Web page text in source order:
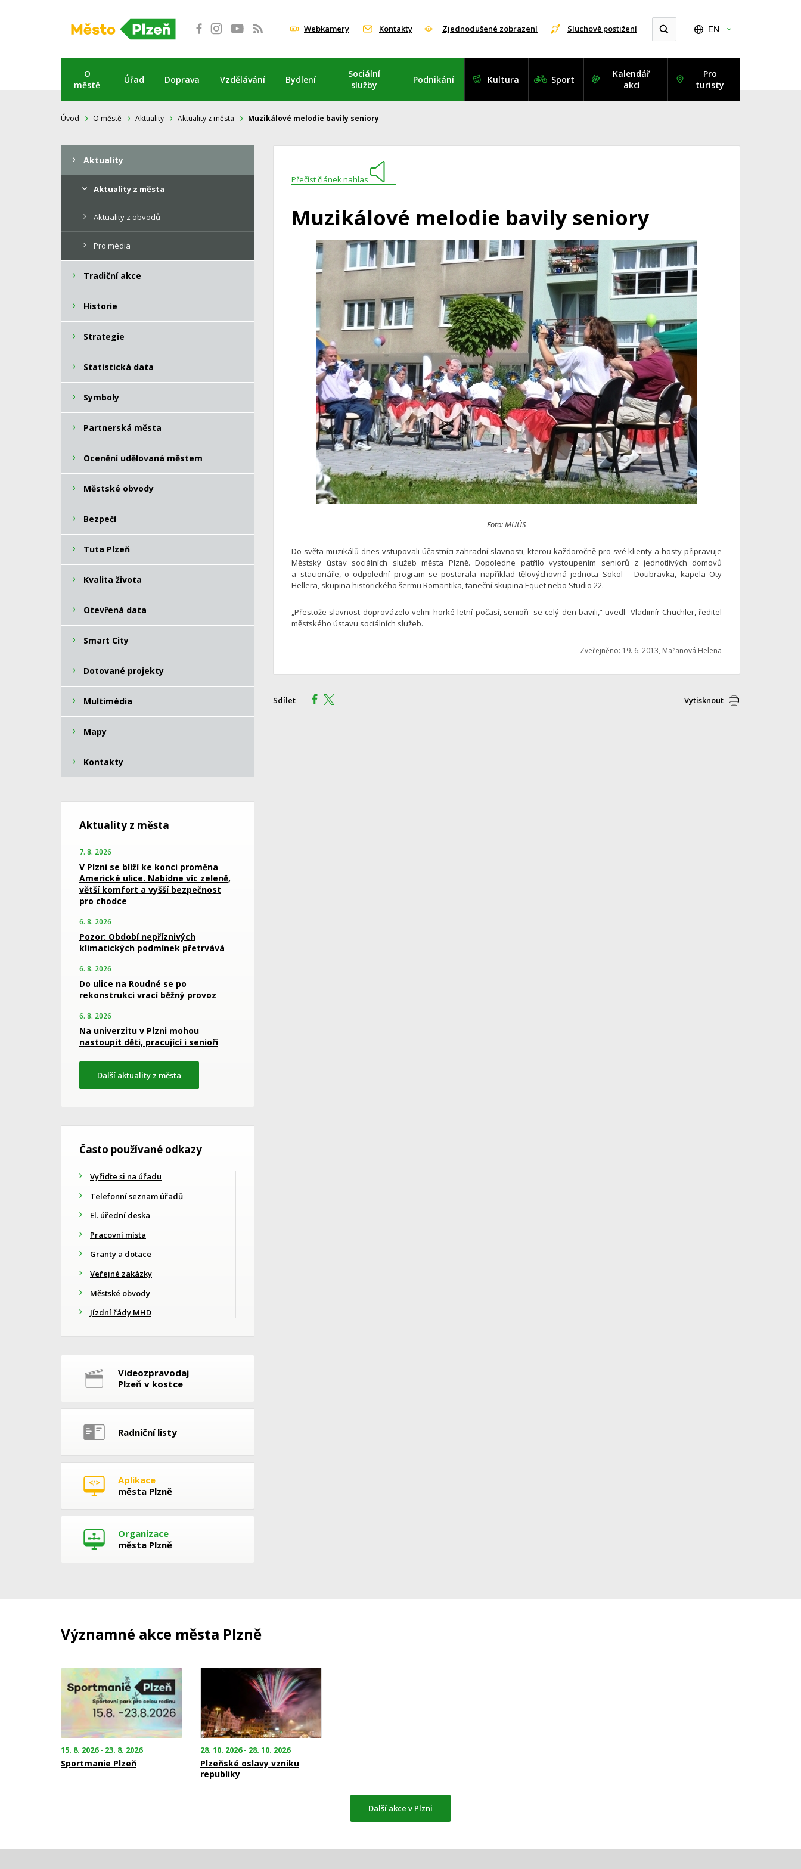
Webkamery Kontakty Zjednodušené zobrazení Sluchově postižení EN
O
městě
Úřad Doprava Vzdělávání Bydlení
Sociální
služby
Podnikání Kultura Sport
Kalendář
akcí
Pro
turisty
Úvod O městě Aktuality Aktuality z města Muzikálové melodie bavily seniory
Přečíst článek nahlas
Muzikálové melodie bavily seniory
Foto: MUÚS
Do světa muzikálů dnes vstupovali účastníci zahradní slavnosti, kterou každoročně pro své klienty a hosty připravuje
Městský ústav sociálních služeb města Plzně. Dopoledne patřilo vystoupením seniorů z jednotlivých domovů
a stacionáře, o odpolední program se postarala například tělovýchovná jednota Sokol – Doubravka, kapela Oty
Hellera, skupina historického šermu Romantika, taneční skupina Equet nebo Studio 22.
„Přestože slavnost doprovázelo velmi horké letní počasí, senioři se celý den bavili,“ uvedl Vladimír Chuchler, ředitel
městského ústavu sociálních služeb.
Zveřejněno: 19. 6. 2013, Mařanová Helena
Sdílet Vytisknout
Aktuality
Aktuality z města
Aktuality z obvodů
Pro média
Tradiční akce
Historie
Strategie
Statistická data
Symboly
Partnerská města
Ocenění udělovaná městem
Městské obvody
Bezpečí
Tuta Plzeň
Kvalita života
Otevřená data
Smart City
Dotované projekty
Multimédia
Mapy
Kontakty
Aktuality z města
7. 8. 2026
V Plzni se blíží ke konci proměna
Americké ulice. Nabídne víc zeleně,
větší komfort a vyšší bezpečnost
pro chodce
6. 8. 2026
Pozor: Období nepříznivých
klimatických podmínek přetrvává
6. 8. 2026
Do ulice na Roudné se po
rekonstrukci vrací běžný provoz
6. 8. 2026
Na univerzitu v Plzni mohou
nastoupit děti, pracující i senioři
Další aktuality z města
Často používané odkazy
Vyřiďte si na úřadu
Telefonní seznam úřadů
El. úřední deska
Pracovní místa
Granty a dotace
Veřejné zakázky
Městské obvody
Jízdní řády MHD
Videozpravodaj
Plzeň v kostce
Radniční listy
Aplikace
města Plzně
Organizace
města Plzně
Významné akce města Plzně
15. 8. 2026 - 23. 8. 2026
Sportmanie Plzeň
28. 10. 2026 - 28. 10. 2026
Plzeňské oslavy vzniku
republiky
Další akce v Plzni